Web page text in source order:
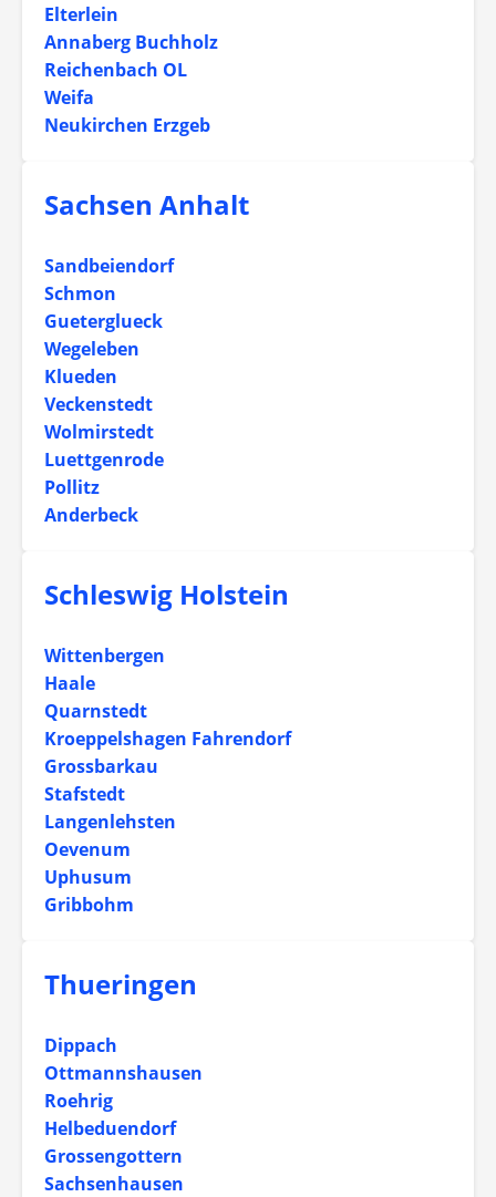
Elterlein
Annaberg Buchholz
Reichenbach OL
Weifa
Neukirchen Erzgeb
Sachsen Anhalt
Sandbeiendorf
Schmon
Gueterglueck
Wegeleben
Klueden
Veckenstedt
Wolmirstedt
Luettgenrode
Pollitz
Anderbeck
Schleswig Holstein
Wittenbergen
Haale
Quarnstedt
Kroeppelshagen Fahrendorf
Grossbarkau
Stafstedt
Langenlehsten
Oevenum
Uphusum
Gribbohm
Thueringen
Dippach
Ottmannshausen
Roehrig
Helbeduendorf
Grossengottern
Sachsenhausen